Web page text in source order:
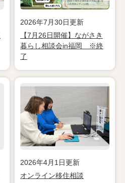
2026年7月30日更新
【7月26日開催】ながさき
暮らし相談会in福岡 ※終
了
2026年4月1日更新
オンライン移住相談